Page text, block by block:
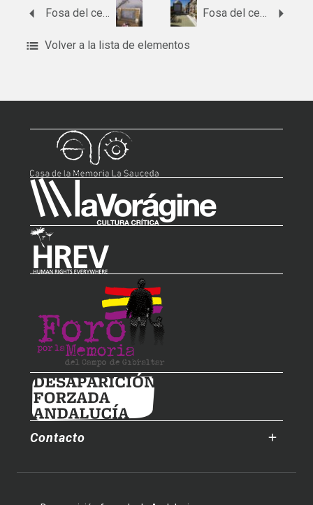
Fosa del cementerio de El Madroño Fosa del cementerio de El Coronil
Volver a la lista de elementos
Contacto